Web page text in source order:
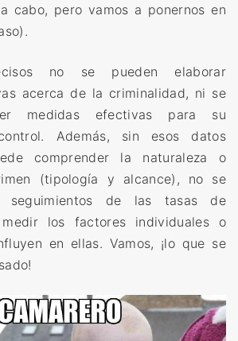
cabo, pero vamos a ponernos en
no se pueden elaborar
acerca de la criminalidad, ni se
medidas efectivas para su
Además, sin esos datos
comprender la naturaleza o
(tipología y alcance), no se
seguimientos de las tasas de
los factores individuales o
en ellas. Vamos, ¡lo que se